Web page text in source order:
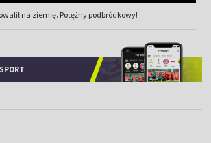
na ziemię. Potężny podbródkowy!